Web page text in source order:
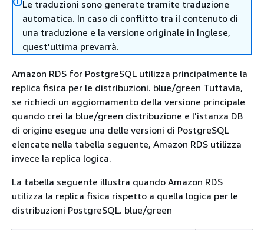
Le traduzioni sono generate tramite traduzione
automatica. In caso di conflitto tra il contenuto di
una traduzione e la versione originale in Inglese,
quest'ultima prevarrà.
Amazon RDS for PostgreSQL utilizza principalmente la
replica fisica per le distribuzioni. blue/green Tuttavia,
se richiedi un aggiornamento della versione principale
quando crei la blue/green distribuzione e l'istanza DB
di origine esegue una delle versioni di PostgreSQL
elencate nella tabella seguente, Amazon RDS utilizza
invece la replica logica.
La tabella seguente illustra quando Amazon RDS
utilizza la replica fisica rispetto a quella logica per le
distribuzioni PostgreSQL. blue/green